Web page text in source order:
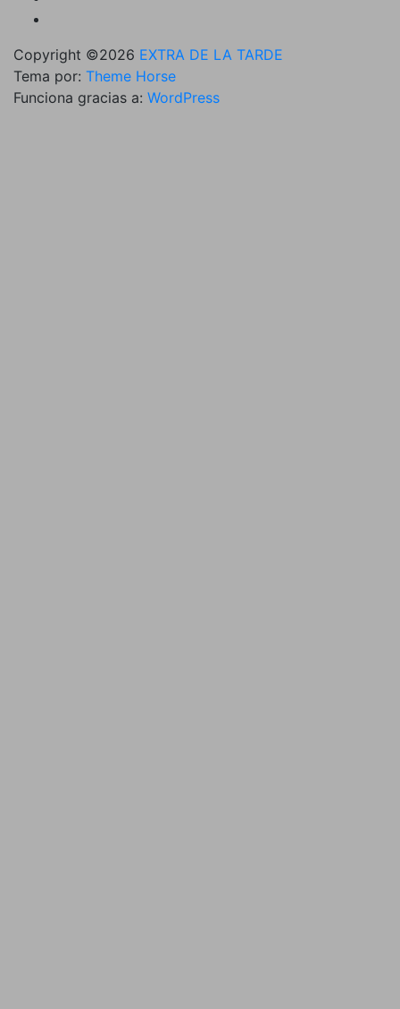
Copyright ©2026 EXTRA DE LA TARDE
Tema por: Theme Horse
Funciona gracias a: WordPress